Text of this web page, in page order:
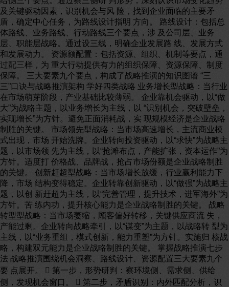
及关键驱动因素，识别机会与风 险，找到企业面临的主要矛
盾，确定中心任务，为路线设计指明 方向。 路线设计：包括总
体路线、业务路线、行动路线三个要点，涉 及公司层、业务
层、职能层战略。通过设三线，明确企业发展路 线、发展方式
和发展动力。 资源额配置：包括资源、组织、机制等要点，通
过配三样，为 重大行动提供有力的组织保障、资源保障、制度
保障。 三大要素九个要点，构成了战略推演的知识图谱 “三
三”口诀与战略推演架构 学好四类战略 业务增长型战略：当行业
在市场萌芽阶段，产业基础比较薄弱。 企业靠机会驱动，以“做
大”为战略主题，以业务增长为主线，以 “识别机会，突破壁垒，
实现增长”为方针。避免正面消耗战，实 现规模经济是企业战略
制胜的关键。 市场领先型战略：当市场高速增长，主流商业模
式出现，市场 开始洗牌。企业转向投资驱动，以“求快”为战略主
题，以市场领 先为主线，以“抢滩布点，产能扩张，资本运作”为
方针。适度打 价格战、品牌战，抢占市场份额是企业战略制胜
的关键。 创新赶超型战略：当市场增长放缓，行业赢利能力下
降，市场 结构变得稳定。企业转靠创新驱动，以“做强”为战略主
题，以创 新赶超为主线，以“完善管理，提升技术，进军海外”为
方针。苦 练内功，提升核心能力是企业战略制胜的关键。 战略
转型型战略：当市场萎缩，顾客偏好转移，关键供应商流 失，
产能过剩。企业转向战略牵引，以“谋变”为主题，以战略转 型为
主线，以“业务重组，模式创新，能力重塑”为方针。实施归 核战
略，构建双元能力是企业战略制胜的关键。 掌握战略推演七步
法 战略推演围绕机会洞察、路线设计、资源配置三大要素九个
要 点展开。  第一步，形势研判：察环境侧、需求侧、供给
侧，发现机会窗口。  第二步，矛盾识别：内外匹配分析，识